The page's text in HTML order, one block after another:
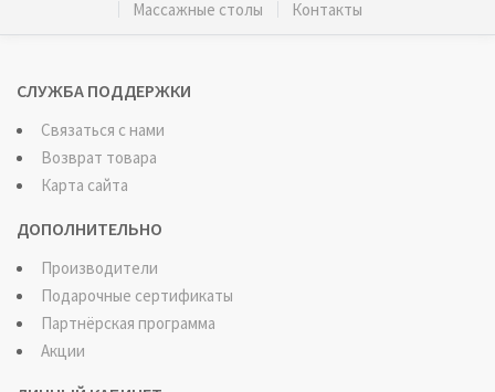
Массажные столы Контакты
СЛУЖБА ПОДДЕРЖКИ
Связаться с нами
Возврат товара
Карта сайта
ДОПОЛНИТЕЛЬНО
Производители
Подарочные сертификаты
Партнёрская программа
Акции